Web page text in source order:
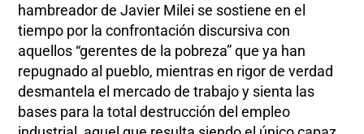
hambreador de Javier Milei se sostiene en el
tiempo por la confrontación discursiva con
aquellos “gerentes de la pobreza” que ya han
repugnado al pueblo, mientras en rigor de verdad
desmantela el mercado de trabajo y sienta las
bases para la total destrucción del empleo